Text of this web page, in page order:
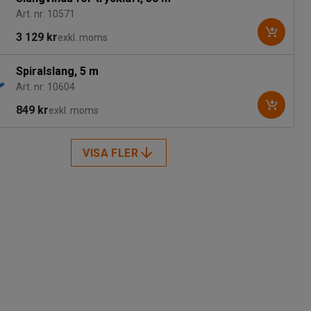
Art. nr: 10571
3 129 krexkl. moms
Spiralslang, 5 m
Art. nr: 10604
849 krexkl. moms
VISA FLER